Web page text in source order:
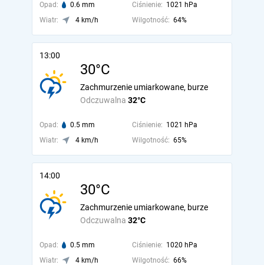
Opad: 0.6 mm Ciśnienie: 1021 hPa
Wiatr:
4 km/h Wilgotność: 64%
13:00
30°C
Odczuwalna 32°C
Zachmurzenie umiarkowane, burze
Opad: 0.5 mm Ciśnienie: 1021 hPa
Wiatr:
4 km/h Wilgotność: 65%
14:00
30°C
Odczuwalna 32°C
Zachmurzenie umiarkowane, burze
Opad: 0.5 mm Ciśnienie: 1020 hPa
Wiatr:
4 km/h Wilgotność: 66%